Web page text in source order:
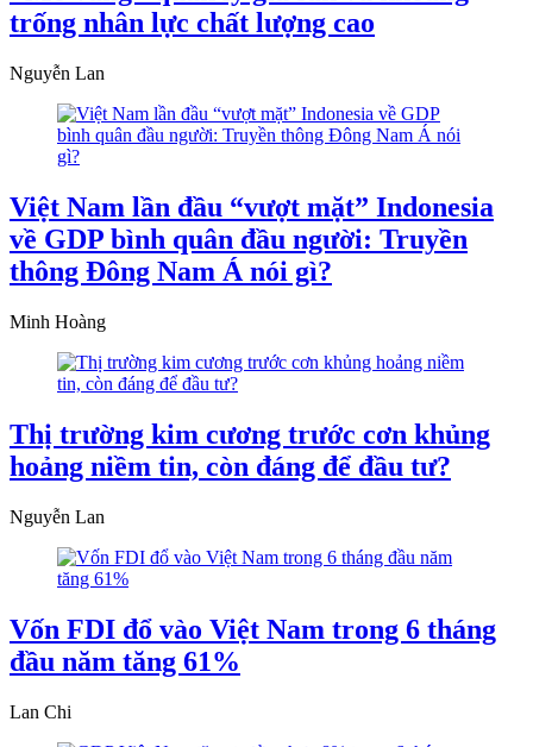
trống nhân lực chất lượng cao
Nguyễn Lan
Việt Nam lần đầu “vượt mặt” Indonesia
về GDP bình quân đầu người: Truyền
thông Đông Nam Á nói gì?
Minh Hoàng
Thị trường kim cương trước cơn khủng
hoảng niềm tin, còn đáng để đầu tư?
Nguyễn Lan
Vốn FDI đổ vào Việt Nam trong 6 tháng
đầu năm tăng 61%
Lan Chi